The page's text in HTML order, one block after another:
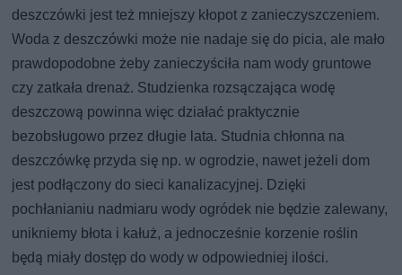
deszczówki jest też mniejszy kłopot z zanieczyszczeniem.
Woda z deszczówki może nie nadaje się do picia, ale mało
prawdopodobne żeby zanieczyściła nam wody gruntowe
czy zatkała drenaż. Studzienka rozsączająca wodę
deszczową powinna więc działać praktycznie
bezobsługowo przez długie lata. Studnia chłonna na
deszczówkę przyda się np. w ogrodzie, nawet jeżeli dom
jest podłączony do sieci kanalizacyjnej. Dzięki
pochłanianiu nadmiaru wody ogródek nie będzie zalewany,
unikniemy błota i kałuż, a jednocześnie korzenie roślin
będą miały dostęp do wody w odpowiedniej ilości.